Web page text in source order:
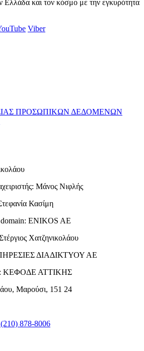
Ελλάδα και τον κόσμο με την εγκυρότητα
Viber
ΠΡΟΣΩΠΙΚΩΝ ΔΕΔΟΜΕΝΩΝ
Μάνος Νιφλής
Κασίμη
domain: ENIKOS AE
Χατζηνικολάου
ΔΙΑΔΙΚΤΥΟΥ ΑΕ
ΚΕΦΟΔΕ ΑΤΤΙΚΗΣ
Μαρούσι, 151 24
878-8006